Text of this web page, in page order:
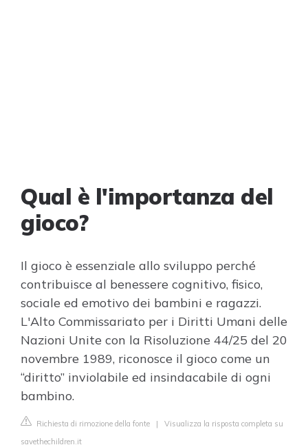
Qual è l'importanza del
gioco?
Il gioco è essenziale allo sviluppo perché
contribuisce al benessere cognitivo, fisico,
sociale ed emotivo dei bambini e ragazzi.
L'Alto Commissariato per i Diritti Umani delle
Nazioni Unite con la Risoluzione 44/25 del 20
novembre 1989, riconosce il gioco come un
“diritto” inviolabile ed insindacabile di ogni
bambino.
Richiesta di rimozione della fonte | Visualizza la risposta completa su
savethechildren.it